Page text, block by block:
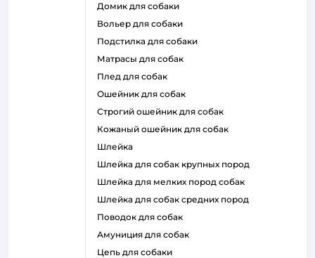
домик для собаки
вольер для собаки
подстилка для собаки
матрасы для собак
плед для собак
ошейник для собак
строгий ошейник для собак
кожаный ошейник для собак
шлейка
шлейка для собак крупных пород
шлейка для мелких пород собак
шлейка для собак средних пород
поводок для собак
амуниция для собак
цепь для собаки